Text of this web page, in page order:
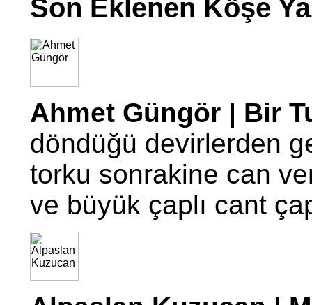
Son Eklenen Köşe
Ahmet Güngör | Bir
döndüğü devirlerden
torku sonrakine can
ve büyük çaplı cant